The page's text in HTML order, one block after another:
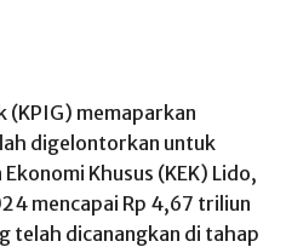
(KPIG) memaparkan
digelontorkan untuk
Khusus (KEK) Lido,
mencapai Rp 4,67 triliun
telah dicanangkan di tahap